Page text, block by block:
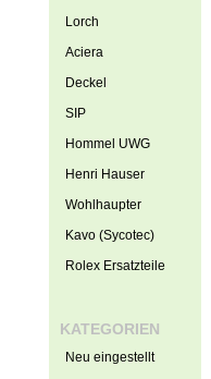
Lorch
Aciera
Deckel
SIP
Hommel UWG
Henri Hauser
Wohlhaupter
Kavo (Sycotec)
Rolex Ersatzteile
KATEGORIEN
Neu eingestellt